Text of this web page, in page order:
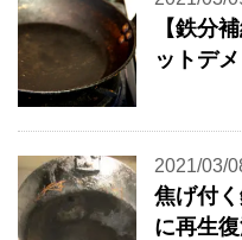
【鉄分
ットデ
2021/03/
焦げ付
に再生